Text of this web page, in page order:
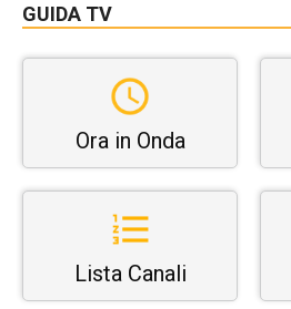
GUIDA TV
Ora in Onda
Lista Canali